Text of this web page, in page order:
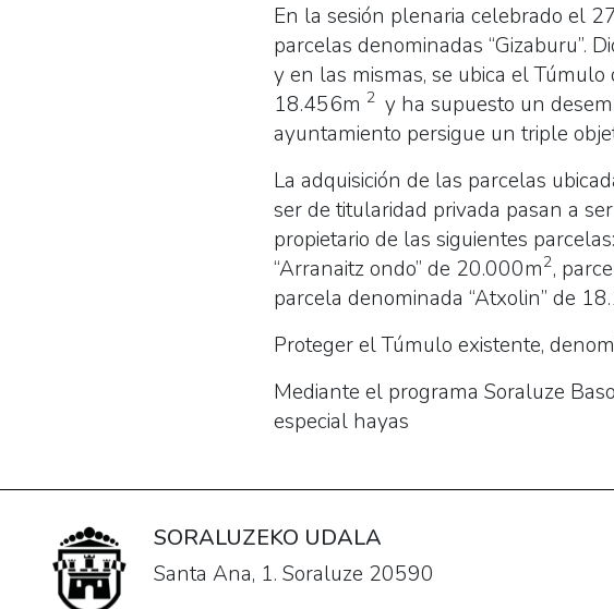
En la sesión plenaria celebrado el
parcelas denominadas “Gizaburu”.
y en las mismas, se ubica el Túmulo
18.456m 2 y ha supuesto un
ayuntamiento persigue un triple
La adquisición de las parcelas
ser de titularidad privada pasan a
propietario de las siguientes
“Arranaitz ondo” de 20.000m2,
parcela denominada “Atxolin” de
Proteger el Túmulo existente,
Mediante el programa Soraluze
especial hayas
SORALUZEKO UDALA
Santa Ana, 1. Soraluze 20590